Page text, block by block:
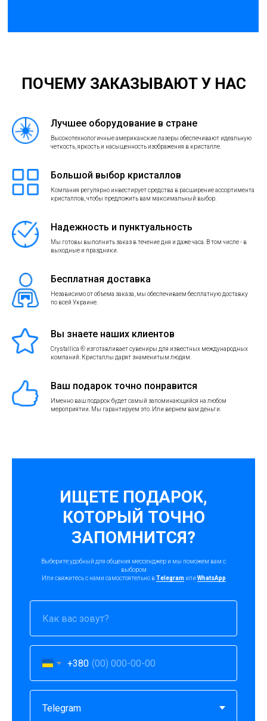
ПОЧЕМУ ЗАКАЗЫВАЮТ У НАС
Лучшее оборудование в стране
Высокотехнологичные американские лазеры обеспечивают идеальную
четкость, яркость и насыщенность изображения в кристалле.
Большой выбор кристаллов
Компания регулярно инвестирует средства в расширение ассортимента
кристаллов, чтобы предложить вам максимальный выбор.
Надежность и пунктуальность
Мы готовы выполнить заказ в течение дня и даже часа. В том числе - в
выходные и праздники.
Бесплатная доставка
Независимо от объема заказа, мы обеспечиваем бесплатную доставку
по всей Украине.
Вы знаете наших клиентов
Crystallica ® изготавливает сувениры для известных международных
компаний. Кристаллы дарят знаменитым людям.
Ваш подарок точно понравится
Именно ваш подарок будет самый запоминающийся на любом
мероприятии. Мы гарантируем это. Или вернем вам деньги.
ИЩЕТЕ ПОДАРОК,
КОТОРЫЙ ТОЧНО
ЗАПОМНИТСЯ?
Выберите удобный для общения мессенджер и мы поможем вам с
выбором
Или свяжитесь с нами самостоятельно вTelegramили WhatsApp
+380